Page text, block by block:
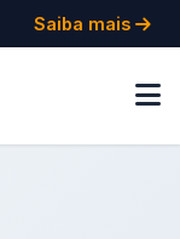
Saiba mais